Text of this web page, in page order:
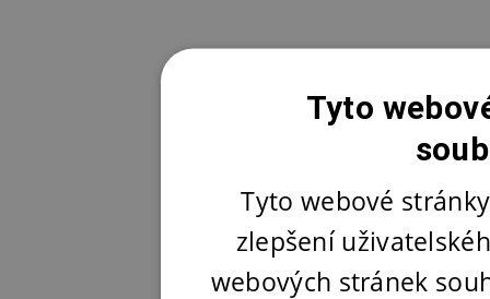
Tyto
Tyto webové
zlepšení
webových stránek